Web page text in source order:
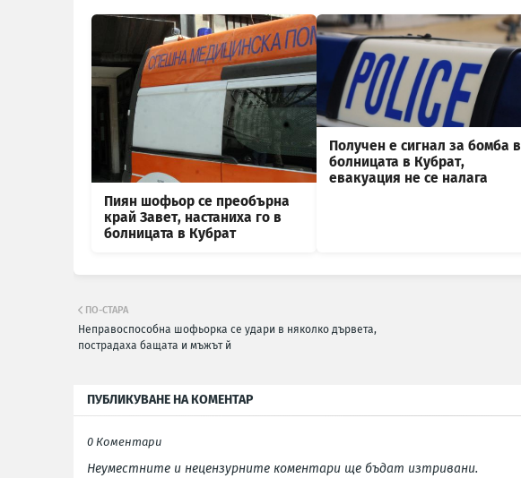
Пиян шофьор се преобърна
край Завет, настаниха го в
болницата в Кубрат
Получен е сигнал за бомба в
болницата в Кубрат,
евакуация не се налага
ПО-СТАРА
Неправоспособна шофьорка се удари в няколко дървета,
пострадаха бащата и мъжът й
ПУБЛИКУВАНЕ НА КОМЕНТАР
0 Коментари
Неуместните и нецензурните коментари ще бъдат изтривани.